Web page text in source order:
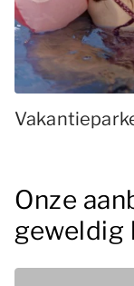
Onze
geweldig